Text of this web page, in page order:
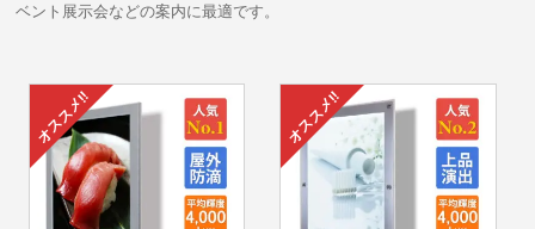
ベント展示会などの案内に最適です。